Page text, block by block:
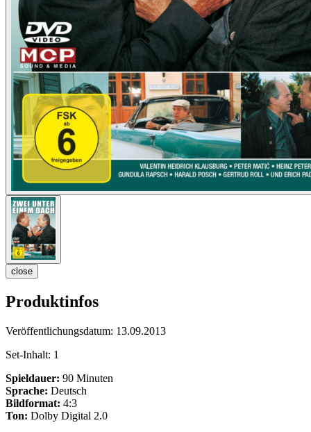
close
Produktinfos
Veröffentlichungsdatum: 13.09.2013
Set-Inhalt: 1
Spieldauer: 90 Minuten
Sprache: Deutsch
Bildformat: 4:3
Ton: Dolby Digital 2.0